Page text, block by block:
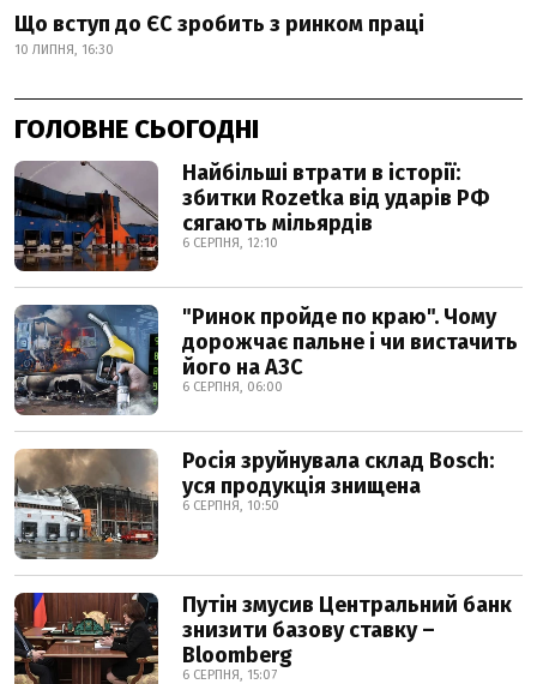
Що вступ до ЄС зробить з ринком праці
10 ЛИПНЯ, 16:30
ГОЛОВНЕ СЬОГОДНІ
Найбільші втрати в історії:
збитки Rozetka від ударів РФ
сягають мільярдів
6 СЕРПНЯ, 12:10
"Ринок пройде по краю". Чому
дорожчає пальне і чи вистачить
його на АЗС
6 СЕРПНЯ, 06:00
Росія зруйнувала склад Bosch:
уся продукція знищена
6 СЕРПНЯ, 10:50
Путін змусив Центральний банк
знизити базову ставку –
Bloomberg
6 СЕРПНЯ, 15:07